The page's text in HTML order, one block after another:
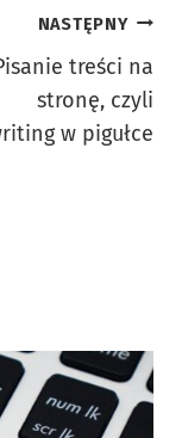
NASTĘPNY
treści na
stronę, czyli
w pigułce